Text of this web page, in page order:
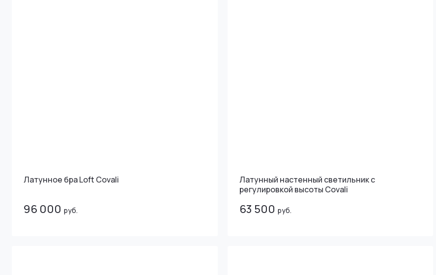
Латунное бра Loft Covali
96 000 руб.
Латунный настенный светильник с
регулировкой высоты Covali
63 500 руб.